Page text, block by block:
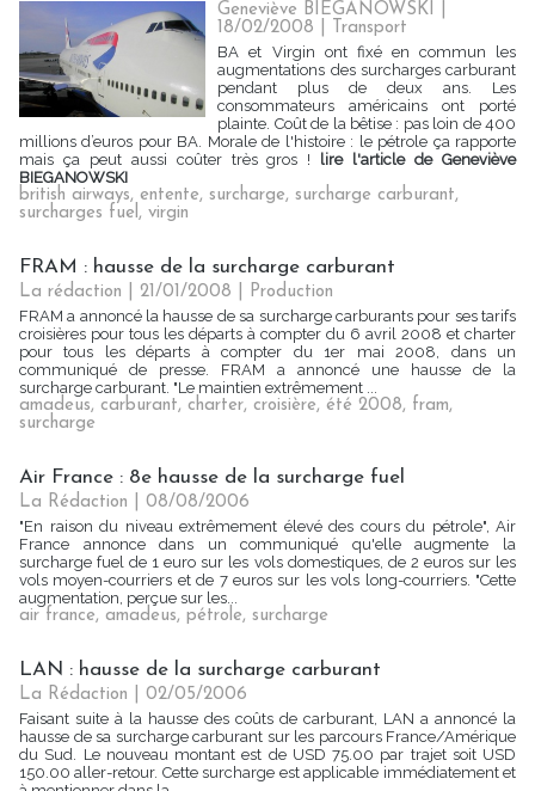
Geneviève BIEGANOWSKI |
18/02/2008
Transport
BA et Virgin ont fixé en commun les
augmentations des surcharges carburant
pendant plus de deux ans. Les
consommateurs américains ont porté
plainte. Coût de la bêtise : pas loin de 400
millions d’euros pour BA. Morale de l'histoire : le pétrole ça rapporte
mais ça peut aussi coûter très gros ! lire l'article de Geneviève
BIEGANOWSKI
british airways, entente, surcharge, surcharge carburant,
surcharges fuel, virgin
FRAM : hausse de la surcharge carburant
La rédaction | 21/01/2008
Production
FRAM a annoncé la hausse de sa surcharge carburants pour ses tarifs
croisières pour tous les départs à compter du 6 avril 2008 et charter
pour tous les départs à compter du 1er mai 2008, dans un
communiqué de presse. FRAM a annoncé une hausse de la
surcharge carburant. "Le maintien extrêmement ...
amadeus, carburant, charter, croisière, été 2008, fram,
surcharge
Air France : 8e hausse de la surcharge fuel
La Rédaction | 08/08/2006
"En raison du niveau extrêmement élevé des cours du pétrole", Air
France annonce dans un communiqué qu'elle augmente la
surcharge fuel de 1 euro sur les vols domestiques, de 2 euros sur les
vols moyen-courriers et de 7 euros sur les vols long-courriers. "Cette
augmentation, perçue sur les...
air france, amadeus, pétrole, surcharge
LAN : hausse de la surcharge carburant
La Rédaction | 02/05/2006
Faisant suite à la hausse des coûts de carburant, LAN a annoncé la
hausse de sa surcharge carburant sur les parcours France/Amérique
du Sud. Le nouveau montant est de USD 75.00 par trajet soit USD
150.00 aller-retour. Cette surcharge est applicable immédiatement et